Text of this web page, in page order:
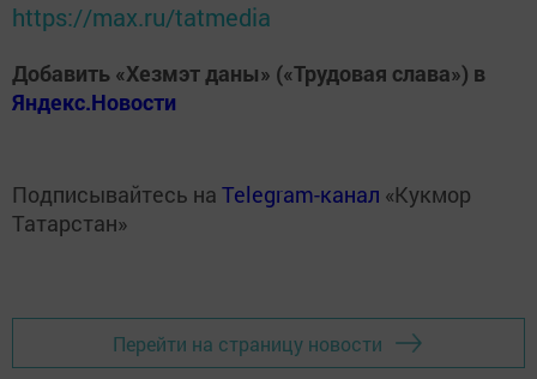
https://max.ru/tatmedia
Добавить «Хезмэт даны» («Трудовая слава») в
Яндекс.Новости
Подписывайтесь на Telegram-канал «Кукмор
Татарстан»
Перейти на страницу новости